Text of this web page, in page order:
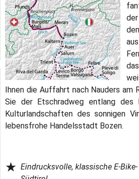
Ihnen die Auffahrt nach Nauders am
Sie der Etschradweg entlang
Kulturlandschaften des sonnigen
lebensfrohe Handelsstadt Bozen.
★ Eindrucksvolle, klassische E-